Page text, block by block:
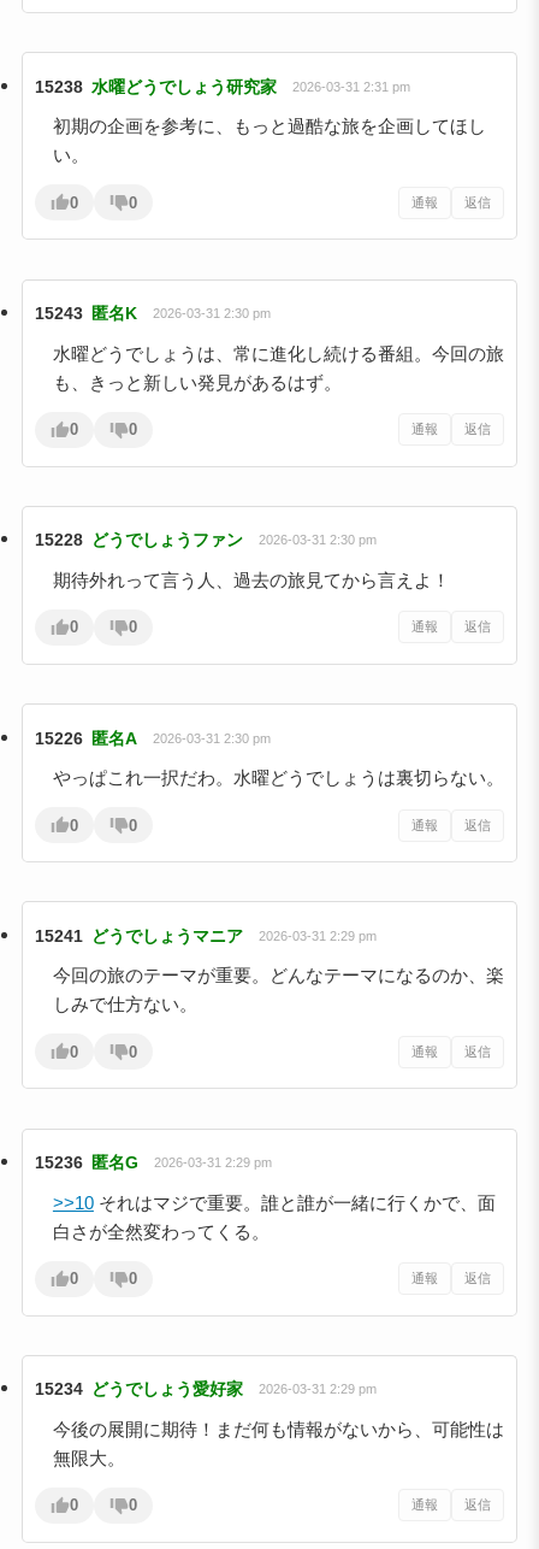
15238 水曜どうでしょう研究家 2026-03-31 2:31 pm
初期の企画を参考に、もっと過酷な旅を企画してほし
い。
0 0 通報 返信
15243 匿名K 2026-03-31 2:30 pm
水曜どうでしょうは、常に進化し続ける番組。今回の旅
も、きっと新しい発見があるはず。
0 0 通報 返信
15228 どうでしょうファン 2026-03-31 2:30 pm
期待外れって言う人、過去の旅見てから言えよ！
0 0 通報 返信
15226 匿名A 2026-03-31 2:30 pm
やっぱこれ一択だわ。水曜どうでしょうは裏切らない。
0 0 通報 返信
15241 どうでしょうマニア 2026-03-31 2:29 pm
今回の旅のテーマが重要。どんなテーマになるのか、楽
しみで仕方ない。
0 0 通報 返信
15236 匿名G 2026-03-31 2:29 pm
>>10それはマジで重要。誰と誰が一緒に行くかで、面
白さが全然変わってくる。
0 0 通報 返信
15234 どうでしょう愛好家 2026-03-31 2:29 pm
今後の展開に期待！まだ何も情報がないから、可能性は
無限大。
0 0 通報 返信